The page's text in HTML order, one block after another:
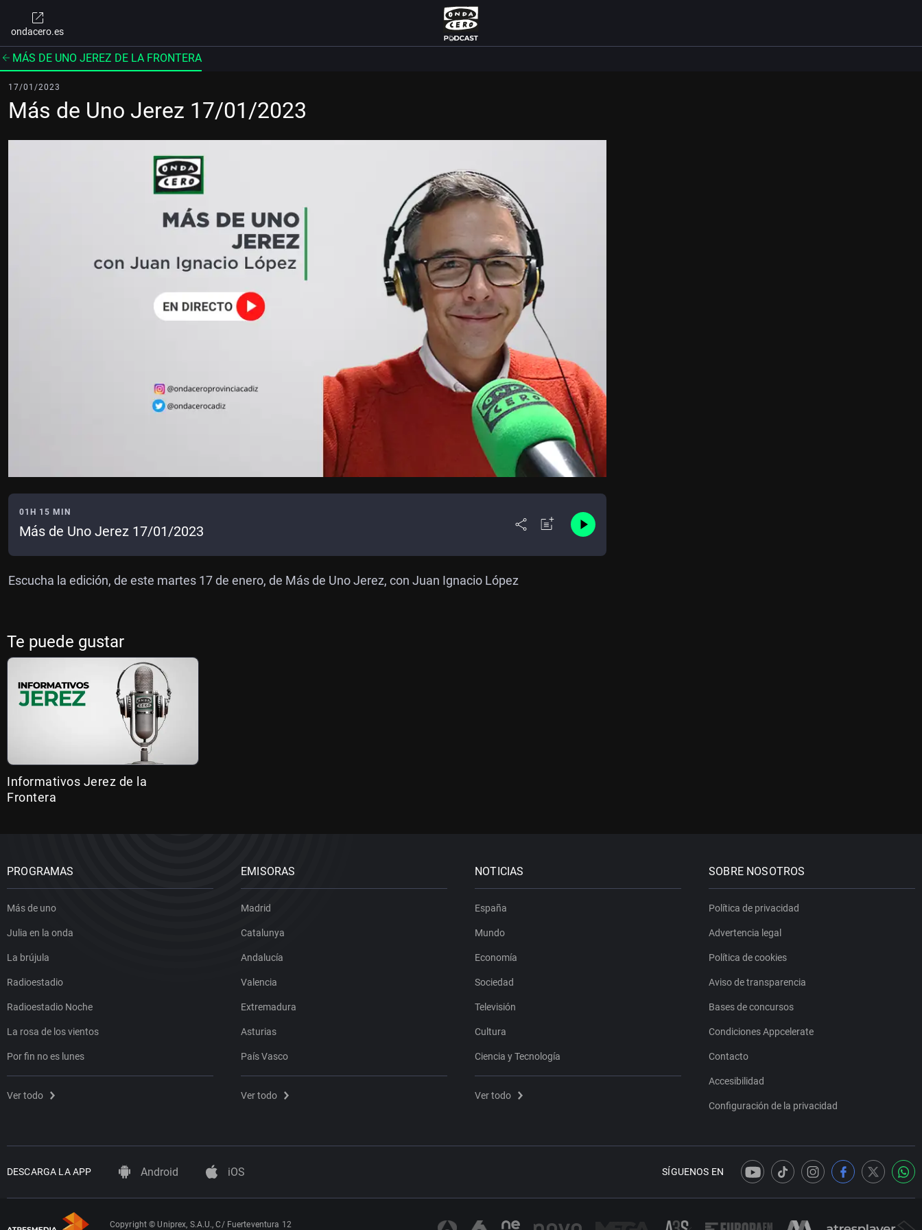
ondacero.es
MÁS DE UNO JEREZ DE LA FRONTERA
17/01/2023
Más de Uno Jerez 17/01/2023
01H 15 MIN
Más de Uno Jerez 17/01/2023
Escucha la edición, de este martes 17 de enero, de Más de Uno Jerez, con Juan Ignacio López
Te puede gustar
Informativos Jerez de la
Frontera
PROGRAMAS
Más de uno
Julia en la onda
La brújula
Radioestadio
Radioestadio Noche
La rosa de los vientos
Por fin no es lunes
Ver todo
EMISORAS
Madrid
Catalunya
Andalucía
Valencia
Extremadura
Asturias
País Vasco
Ver todo
NOTICIAS
España
Mundo
Economía
Sociedad
Televisión
Cultura
Ciencia y Tecnología
Ver todo
SOBRE NOSOTROS
Política de privacidad
Advertencia legal
Política de cookies
Aviso de transparencia
Bases de concursos
Condiciones Appcelerate
Contacto
Accesibilidad
Configuración de la privacidad
DESCARGA LA APP Android iOS SÍGUENOS EN
Copyright © Uniprex, S.A.U., C/ Fuerteventura 12